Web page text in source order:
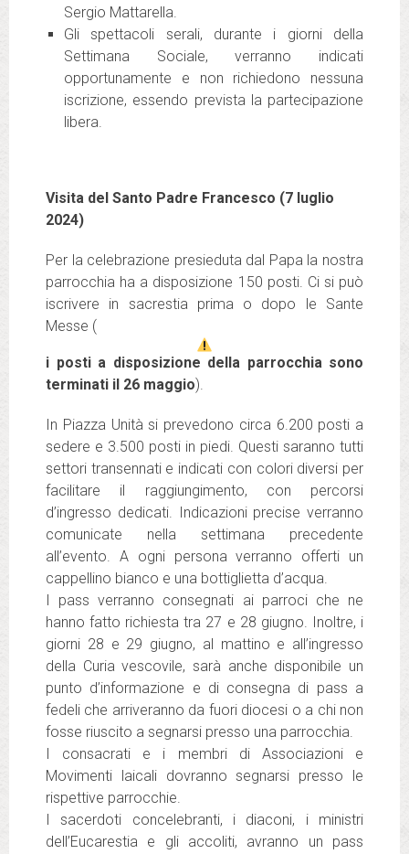
Sergio Mattarella.
Gli spettacoli serali, durante i giorni della
Settimana Sociale, verranno indicati
opportunamente e non richiedono nessuna
iscrizione, essendo prevista la partecipazione
libera.
Visita del Santo Padre Francesco (7 luglio
2024)
Per la celebrazione presieduta dal Papa la nostra
parrocchia ha a disposizione 150 posti. Ci si può
iscrivere in sacrestia prima o dopo le Sante
Messe (
i posti a disposizione della parrocchia sono
terminati il 26 maggio).
In Piazza Unità si prevedono circa 6.200 posti a
sedere e 3.500 posti in piedi. Questi saranno tutti
settori transennati e indicati con colori diversi per
facilitare il raggiungimento, con percorsi
d’ingresso dedicati. Indicazioni precise verranno
comunicate nella settimana precedente
all’evento. A ogni persona verranno offerti un
cappellino bianco e una bottiglietta d’acqua.
I pass verranno consegnati ai parroci che ne
hanno fatto richiesta tra 27 e 28 giugno. Inoltre, i
giorni 28 e 29 giugno, al mattino e all’ingresso
della Curia vescovile, sarà anche disponibile un
punto d’informazione e di consegna di pass a
fedeli che arriveranno da fuori diocesi o a chi non
fosse riuscito a segnarsi presso una parrocchia.
I consacrati e i membri di Associazioni e
Movimenti laicali dovranno segnarsi presso le
rispettive parrocchie.
I sacerdoti concelebranti, i diaconi, i ministri
dell’Eucarestia e gli accoliti, avranno un pass